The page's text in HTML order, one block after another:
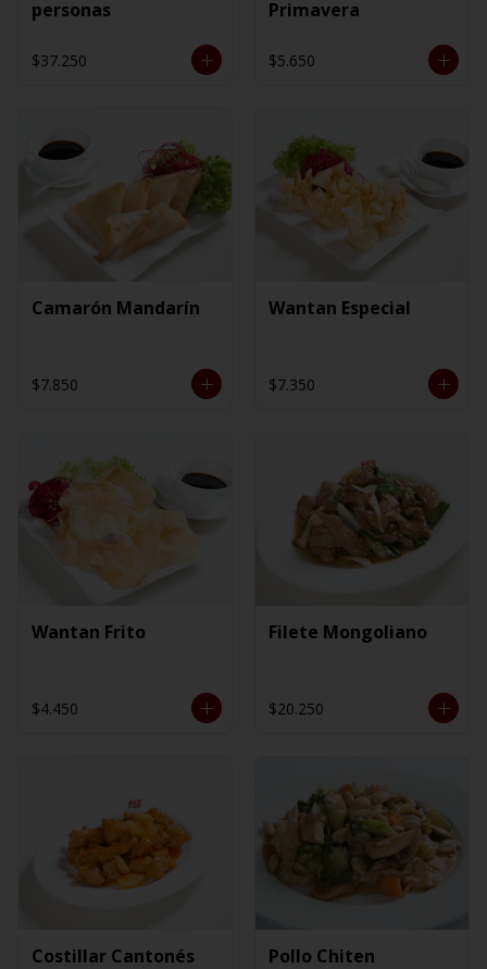
personas
$37.250
Primavera
$5.650
Camarón Mandarín
$7.850
Wantan Especial
$7.350
Wantan Frito
$4.450
Filete Mongoliano
$20.250
Costillar Cantonés Pollo Chiten